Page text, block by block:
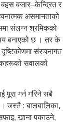
बजार–केन्द्रित र
असमानताको
संलग्न श्रमिकको
बनाएको छ । तर के
दृष्टिकोणमा संरचनागत
सवालको
गर्न गरिने सबै
जस्तै : बालबालिका,
खाना पकाउने,